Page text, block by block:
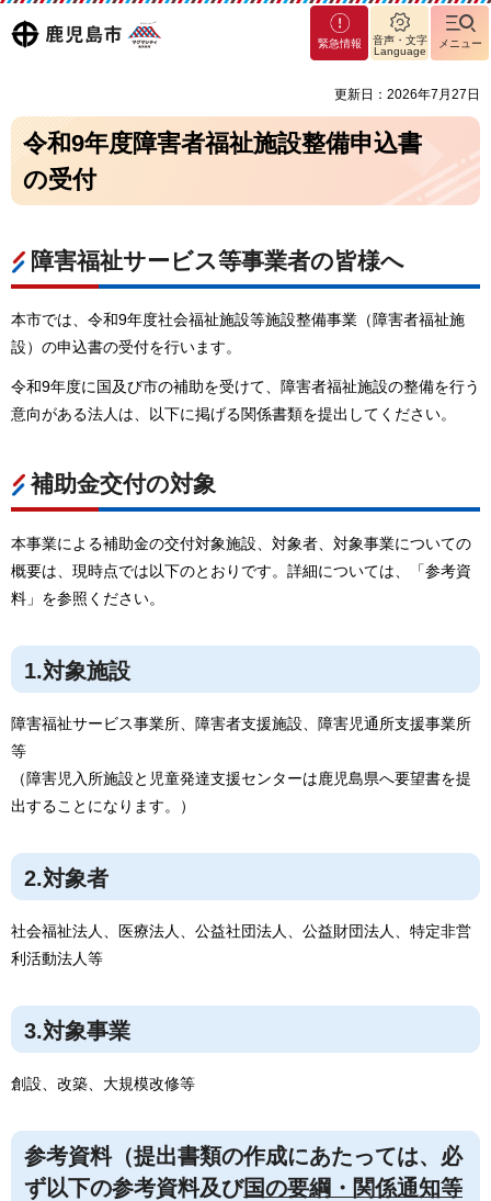
鹿児島
マグ
マシ
島市
緊急情報
音声・文字
Language
メニュー
更新日：2026年7月27日
令和9年度障害者福祉施設整備申込書
の受付
障害福祉サービス等事業者の皆様へ
本市では、令和9年度社会福祉施設等施設整備事業（障害者福祉施
設）の申込書の受付を行います。
令和9年度に国及び市の補助を受けて、障害者福祉施設の整備を行う
意向がある法人は、以下に掲げる関係書類を提出してください。
補助金交付の対象
本事業による補助金の交付対象施設、対象者、対象事業についての
概要は、現時点では以下のとおりです。詳細については、「参考資
料」を参照ください。
1.対象施設
障害福祉サービス事業所、障害者支援施設、障害児通所支援事業所
等
（障害児入所施設と児童発達支援センターは鹿児島県へ要望書を提
出することになります。）
2.対象者
社会福祉法人、医療法人、公益社団法人、公益財団法人、特定非営
利活動法人等
3.対象事業
創設、改築、大規模改修等
参考資料（提出書類の作成にあたっては、必
ず以下の参考資料及び国の要綱・関係通知等